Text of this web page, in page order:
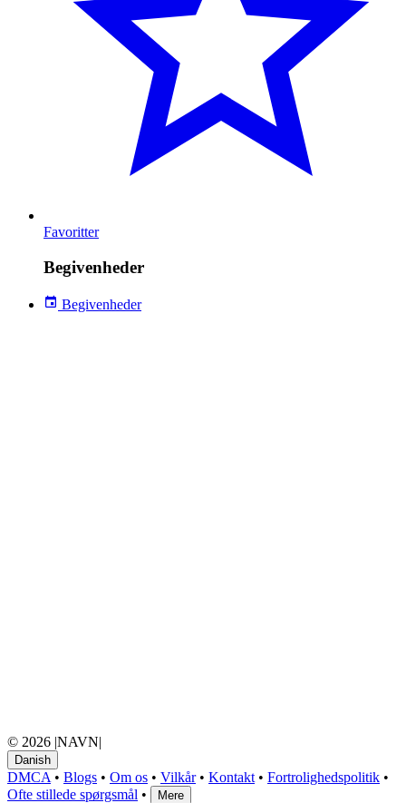
Favoritter
Begivenheder
Begivenheder
© 2026 |NAVN|
Danish
DMCA • Blogs • Om os • Vilkår• Kontakt • Fortrolighedspolitik •
Ofte stillede spørgsmål • Mere